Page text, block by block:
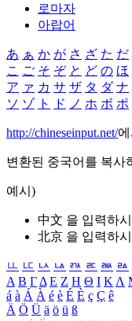
로마자
아랍어
あ ぁ か が さ ざ た だ
こ ご そ ぞ と ど の ほ
ア ァ カ サ ザ タ ダ ナ
ソ ゾ ト ド ノ ホ ボ ポ
http://chineseinput.net/
변환된 중국어를 복사
예시)
中文 을 입력하
北京 을 입력하
ㅥ ㅦ ㅧ ㅨ ㅩ ㅪ ㅫ ㅬ
Α Β ΓΔ Ε Ζ Η Θ Ι ΚΛ
á à Á À é è É È ç Ç ê
Ä Ö Ü ä ö ü ß